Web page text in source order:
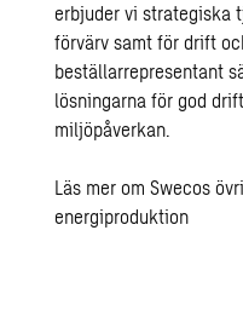
erbjuder vi strategiska
förvärv samt för drift
beställarrepresentant
lösningarna för god
miljöpåverkan.
Läs mer om Swecos
energiproduktion